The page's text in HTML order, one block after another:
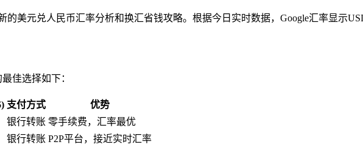
的美元兑人民币汇率分析和换汇省钱攻略。根据今日实时数据，Google汇率显示
佳选择如下：
支付方式
优势
银行转账 零手续费，汇率最优
银行转账 P2P平台，接近实时汇率